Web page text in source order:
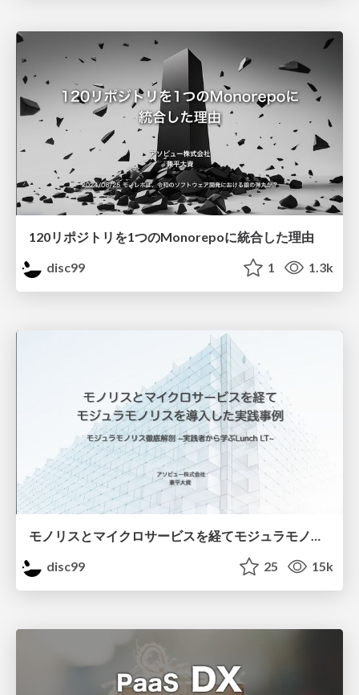
120リポジトリを1つのMonorepoに統合した理由
disc99
1 1.3k
モノリスとマイクロサービスを経てモジュラモノリスを導入した実践事例
disc99
25 15k